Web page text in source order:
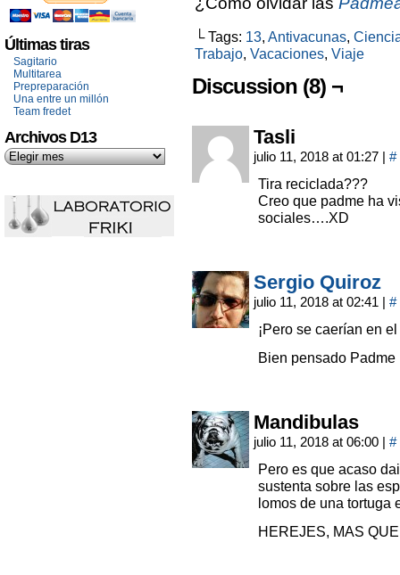
Últimas tiras
Sagitario
Multitarea
Prepreparación
Una entre un millón
Team fredet
Archivos D13
└ Tags: 13, Antivacunas,
Trabajo, Vacaciones, Viaje
Discussion (8) ¬
Tasli
julio 11, 2018 at 01:27 | #
Tira reciclada???
Creo que padme ha
sociales….XD
Sergio Quiroz
julio 11, 2018 at 02:41 | #
¡Pero se caerían en
Bien pensado Padme
Mandibulas
julio 11, 2018 at 06:00 | #
Pero es que acaso
sustenta sobre las
lomos de una tortuga
HEREJES, MAS